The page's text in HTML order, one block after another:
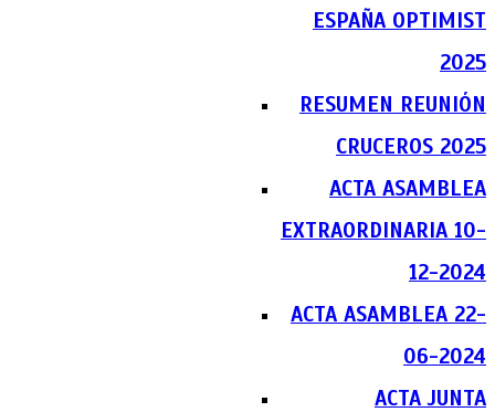
ESPAÑA OPTIMIST
2025
RESUMEN REUNIÓN
CRUCEROS 2025
ACTA ASAMBLEA
EXTRAORDINARIA 10-
12-2024
ACTA ASAMBLEA 22-
06-2024
ACTA JUNTA